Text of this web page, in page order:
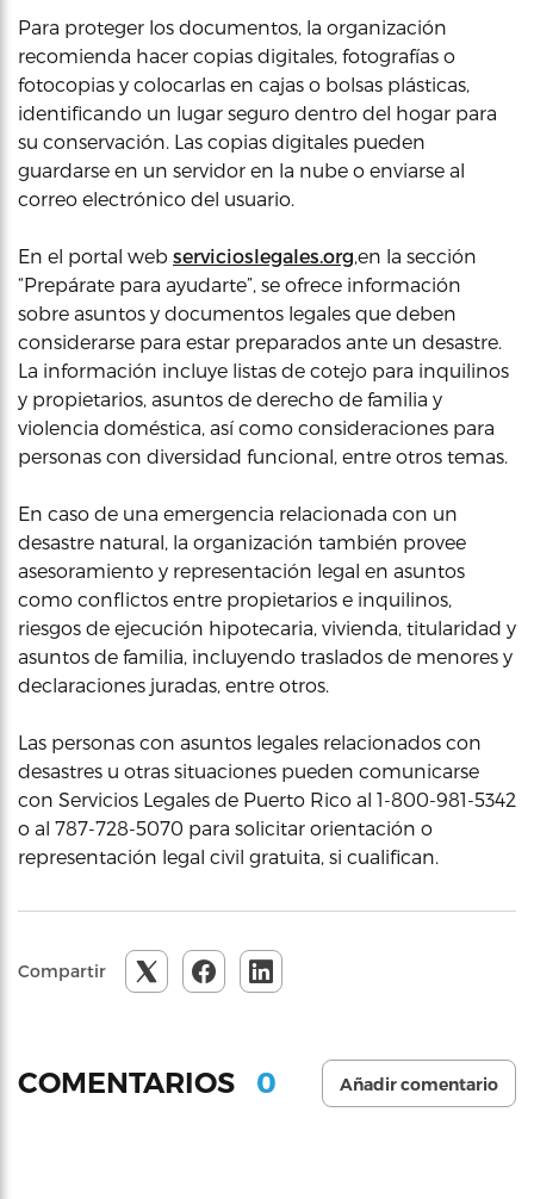
Para proteger los documentos, la organización
recomienda hacer copias digitales, fotografías o
fotocopias y colocarlas en cajas o bolsas plásticas,
identificando un lugar seguro dentro del hogar para
su conservación. Las copias digitales pueden
guardarse en un servidor en la nube o enviarse al
correo electrónico del usuario.
En el portal web servicioslegales.org ,en la sección
“Prepárate para ayudarte”, se ofrece información
sobre asuntos y documentos legales que deben
considerarse para estar preparados ante un desastre.
La información incluye listas de cotejo para inquilinos
y propietarios, asuntos de derecho de familia y
violencia doméstica, así como consideraciones para
personas con diversidad funcional, entre otros temas.
En caso de una emergencia relacionada con un
desastre natural, la organización también provee
asesoramiento y representación legal en asuntos
como conflictos entre propietarios e inquilinos,
riesgos de ejecución hipotecaria, vivienda, titularidad y
asuntos de familia, incluyendo traslados de menores y
declaraciones juradas, entre otros.
Las personas con asuntos legales relacionados con
desastres u otras situaciones pueden comunicarse
con Servicios Legales de Puerto Rico al 1-800-981-5342
o al 787-728-5070 para solicitar orientación o
representación legal civil gratuita, si cualifican.
Compartir
COMENTARIOS 0 Añadir comentario